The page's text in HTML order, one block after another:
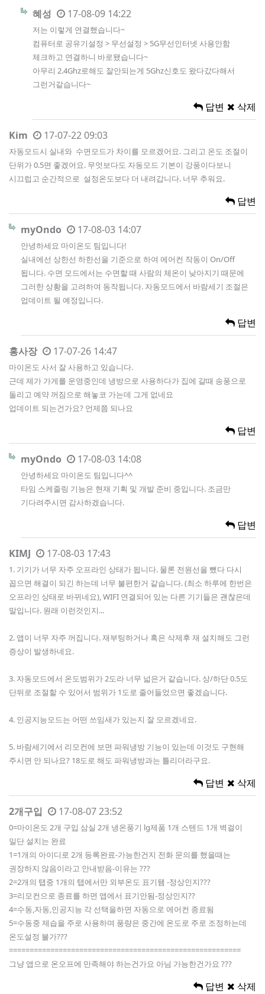
혜성 17-08-09 14:22
저는 이렇게 연결했습니다~
컴퓨터로 공유기설정 > 무선설정 > 5G무선인터넷 사용안함
체크하고 연결하니 바로됐습니다~
아무리 2.4Ghz로해도 잘안되는게 5Ghz신호도 왔다갔다해서
그런거같습니다~
답변 삭제
Kim 17-07-22 09:03
자동모드시 실내와 수면모드가 차이를 모르겠어요. 그리고 온도 조절이
단위가 0.5면 좋겠어요. 무엇보다도 자동모드 기본이 강풍이다보니
시끄럽고 순간적으로 설정온도보다 더 내려갑니다. 너무 추워요.
답변
myOndo 17-08-03 14:07
안녕하세요 마이온도 팀입니다!
실내에선 상한선 하한선을 기준으로 하여 에어컨 작동이 On/Off
됩니다. 수면 모드에서는 수면할 때 사람의 체온이 낮아지기 때문에
그러한 상황을 고려하여 동작됩니다. 자동모드에서 바람세기 조절은
업데이트 될 예정입니다.
답변
홍사장 17-07-26 14:47
마이온도 사서 잘 사용하고 있습니다.
근데 제가 가게를 운영중인데 냉방으로 사용하다가 집에 갈때 송풍으로
돌리고 예약 꺼짐으로 해놓코 가는데 그게 없네요
업데이트 되는건가요? 언제쯤 되나요
답변
myOndo 17-08-03 14:08
안녕하세요 마이온도 팀입니다^^
타임 스케줄링 기능은 현재 기획 및 개발 준비 중입니다. 조금만
기다려주시면 감사하겠습니다.
답변
KIMJ 17-08-03 17:43
1. 기기가 너무 자주 오프라인 상태가 됩니다. 물론 전원선을 뺐다 다시
꼽으면 해결이 되긴 하는데 너무 불편한거 같습니다. (최소 하루에 한번은
오프라인 상태로 바뀌네요), WIFI 연결되어 있는 다른 기기들은 괜찮은데
말입니다. 원래 이런것인지...
2. 앱이 너무 자주 꺼집니다. 재부팅하거나 혹은 삭제후 재 설치해도 그런
증상이 발생하네요.
3. 자동모드에서 온도범위가 2도라 너무 넓은거 같습니다. 상/하단 0.5도
단뒤로 조절할 수 있어서 범위가 1도로 줄어들었으면 좋겠습니다.
4. 인공지능모드는 어떤 쓰임새가 있는지 잘 모르겠네요.
5. 바람세기에서 리모컨에 보면 파워냉방 기능이 있는데 이것도 구현해
주시면 안 되나요? 18도로 해도 파워냉방과는 틀리더라구요.
답변 삭제
2개구입 17-08-07 23:52
0=마이온도 2개 구입 삼실 2개 냉온풍기 lg제품 1개 스텐드 1개 벽걸이
일단 설치는 완료
1=1개의 아이디로 2개 등록완료-가능한건지 전화 문의를 했을때는
권장하지 않음이라고 안내받음-이유는 ???
2=2개의 탭중 1개의 탭에서만 외부온도 표기됌 -정상인지???
3=리모컨으로 종료를 하면 앱에서 표기안됨-정상인지??
4=수동,자동,인공지능 각 선택을하면 자동으로 에어컨 종료됨
5=수동중 제습을 주로 사용하며 풍량은 중간에 온도로 주로 조정하는데
온도설정 불가???
========================================================
그냥 앱으로 온오프에 만족해야 하는건가요 아님 가능한건가요 ???
답변 삭제